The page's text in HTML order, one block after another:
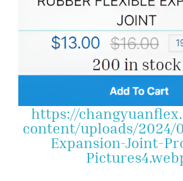
https://
content/uploads/2024/
Expansion-Joint-